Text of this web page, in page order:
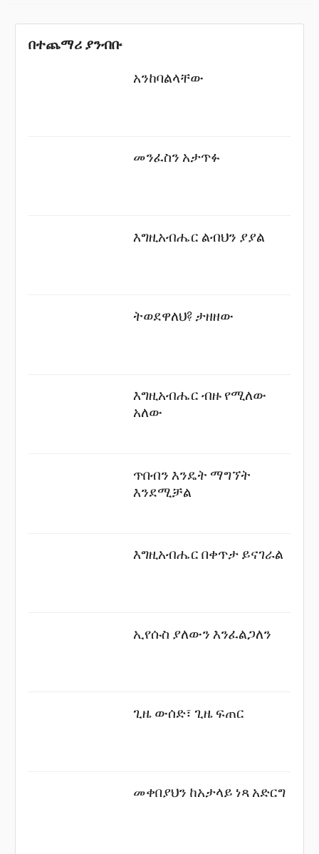
በተጨማሪ ያንብቡ
አንከባልላቸው
መንፈስን አታጥፉ
እግዚአብሔር ልብህን ያያል
ትወደዋለህ? ታዘዘው
እግዚአብሔር ብዙ የሚለው
አለው
ጥበብን እንዴት ማግኘት
እንደሚቻል
እግዚአብሔር በቀጥታ ይናገራል
ኢየሱስ ያለውን እንፈልጋለን
ጊዜ ውሰድ፣ ጊዜ ፍጠር
መቀበያህን ከአታላይ ነጻ አድርግ